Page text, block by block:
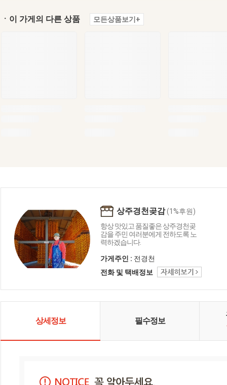
ㆍ이 가게의 다른 상품 모든상품보기+
상주경천곶감(1%후원)
항상 맛있고 품질좋은 상주경천곶
감을 주민 여러분에게 전하도록 노
력하겠습니다.
가게주인 : 전경천
전화 및 택배정보
상세정보 필수정보